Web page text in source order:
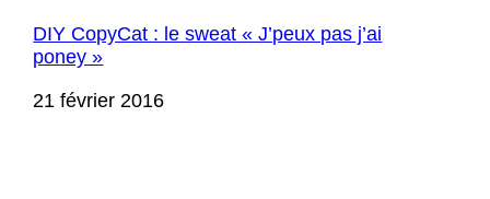
DIY CopyCat : le sweat « J’peux pas j’ai
poney »
Date
21 février 2016